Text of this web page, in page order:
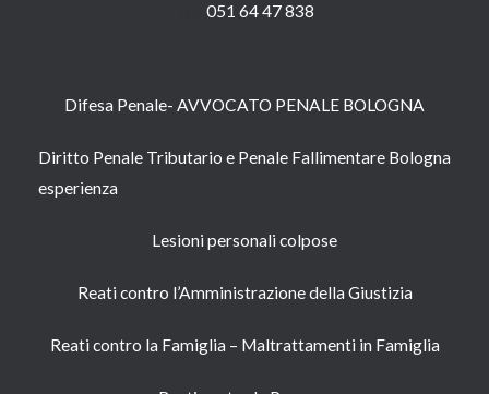
051 64 47 838
Difesa Penale- AVVOCATO PENALE BOLOGNA
Diritto Penale Tributario e Penale Fallimentare Bologna
esperienza
Lesioni personali colpose
Reati contro l’Amministrazione della Giustizia
Reati contro la Famiglia – Maltrattamenti in Famiglia